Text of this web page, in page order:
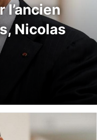
l’ancien
Nicolas